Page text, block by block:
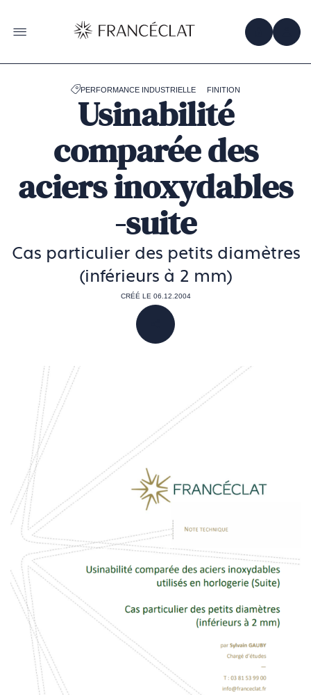
la
page
de
OBTENIR
PERFORMANCE INDUSTRIELLE FINITION
Usinabilité
comparée des
aciers inoxydables
-suite
Cas particulier des petits diamètres
(inférieurs à 2 mm)
CRÉÉ LE 06.12.2004
PARTAGER